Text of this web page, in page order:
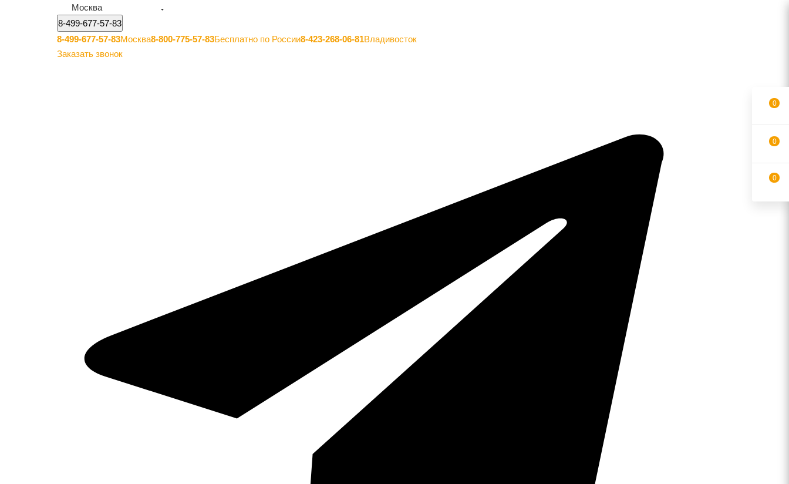
Москва
8-499-677-57-83
8-499-677-57-83Москва8-800-775-57-83Бесплатно по России8-423-268-06-81Владивосток
Заказать звонок
0
0
0